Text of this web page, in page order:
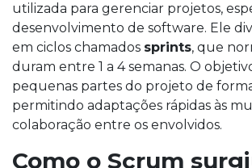
utilizada para gerenciar projetos,
desenvolvimento de software. Ele
em ciclos chamados sprints, que
duram entre 1 a 4 semanas. O
pequenas partes do projeto de
permitindo adaptações rápidas às
colaboração entre os envolvidos.
Como o Scrum